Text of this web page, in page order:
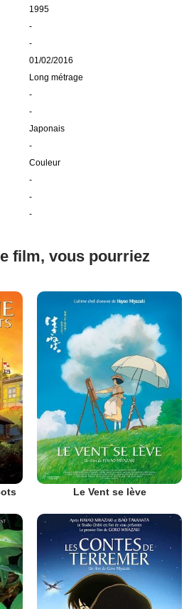
1995
-
-
01/02/2016
Long métrage
-
-
Japonais
-
Couleur
-
-
-
film, vous pourriez
Le Vent se lève